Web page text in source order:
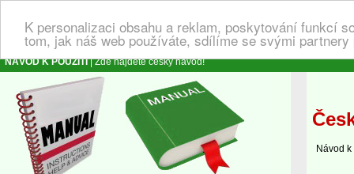
K personalizaci obsahu a reklam, poskytování funkcí
tom, jak náš web používáte, sdílíme se svými
NÁVOD K POUŽITÍ| Zde najdete český návod!
Návod k